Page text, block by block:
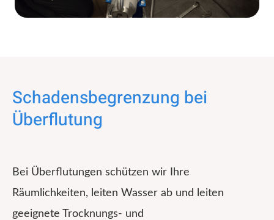
Schadensbegrenzung bei
Überflutung
Bei Überflutungen schützen wir Ihre
Räumlichkeiten, leiten Wasser ab und leiten
geeignete Trocknungs- und